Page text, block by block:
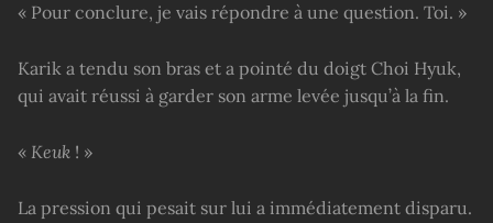
« Pour conclure, je vais répondre à une question. Toi. »
Karik a tendu son bras et a pointé du doigt Choi Hyuk,
qui avait réussi à garder son arme levée jusqu’à la fin.
« Keuk ! »
La pression qui pesait sur lui a immédiatement disparu.